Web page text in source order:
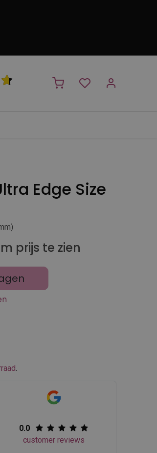
Edge Size
prijs te zien
0.0
customer reviews